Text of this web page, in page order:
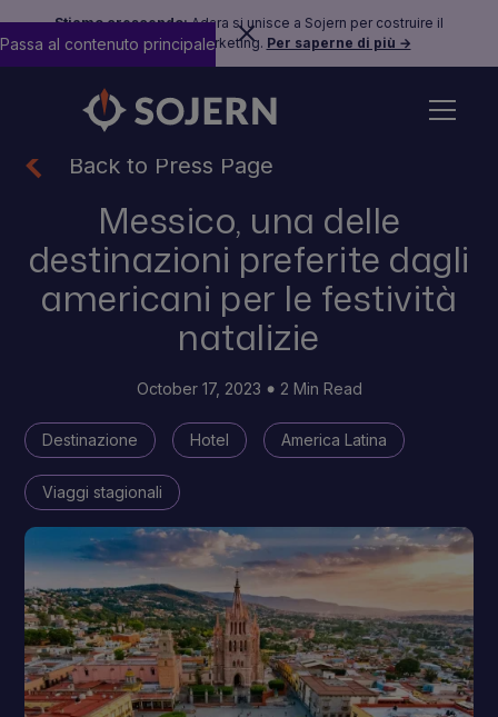
Stiamo crescendo:Adara si unisce a Sojern per costruire il
futuro del travel marketing. Per saperne di più →
Passa al contenuto principale
Back to Press Page
Messico, una delle
destinazioni preferite dagli
americani per le festività
natalizie
October 17, 2023 2 Min Read
Destinazione Hotel America Latina
Viaggi stagionali